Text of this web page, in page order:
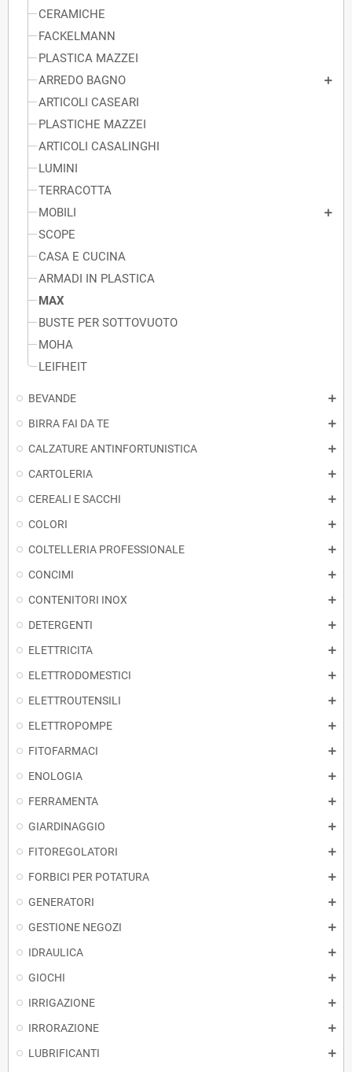
CERAMICHE
FACKELMANN
PLASTICA MAZZEI
ARREDO BAGNO
ARTICOLI CASEARI
PLASTICHE MAZZEI
ARTICOLI CASALINGHI
LUMINI
TERRACOTTA
MOBILI
SCOPE
CASA E CUCINA
ARMADI IN PLASTICA
MAX
BUSTE PER SOTTOVUOTO
MOHA
LEIFHEIT
BEVANDE
BIRRA FAI DA TE
CALZATURE ANTINFORTUNISTICA
CARTOLERIA
CEREALI E SACCHI
COLORI
COLTELLERIA PROFESSIONALE
CONCIMI
CONTENITORI INOX
DETERGENTI
ELETTRICITA
ELETTRODOMESTICI
ELETTROUTENSILI
ELETTROPOMPE
FITOFARMACI
ENOLOGIA
FERRAMENTA
GIARDINAGGIO
FITOREGOLATORI
FORBICI PER POTATURA
GENERATORI
GESTIONE NEGOZI
IDRAULICA
GIOCHI
IRRIGAZIONE
IRRORAZIONE
LUBRIFICANTI